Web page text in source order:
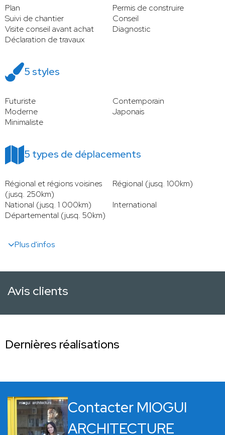
Plan
Permis de construire
Suivi de chantier
Conseil
Visite conseil avant achat
Diagnostic
Déclaration de travaux
5 styles
Futuriste
Contemporain
Moderne
Japonais
Minimaliste
5 types de déplacements
Régional et régions voisines
(jusq. 250km)
Régional (jusq. 100km)
National (jusq. 1 000km)
International
Départemental (jusq. 50km)
Plus d'infos
Avis clients
Dernières réalisations
Contacter MIOGUI
ARCHITECTURE